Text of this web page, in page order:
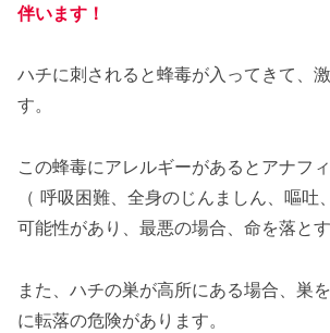
伴います！
ハチに刺されると蜂毒が入ってきて、
す。
この蜂毒にアレルギーがあるとアナフ
（ 呼吸困難、全身のじんましん、嘔吐
可能性があり、最悪の場合、命を落と
また、ハチの巣が高所にある場合、巣
に転落の危険があります。